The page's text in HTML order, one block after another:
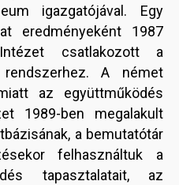
igazgatójával. Egy
eredményeként 1987
csatlakozott a
A német
az együttműködés
1989-ben megalakult
a bemutatótár
felhasználtuk a
tapasztalatait, az